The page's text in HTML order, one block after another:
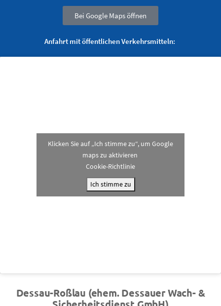
Bei Google Maps öffnen
Anfahrt mit öffentlichen Verkehrsmitteln:
Klicken Sie auf „Ich stimme zu“, um Google
maps zu aktivieren
Cookie-Richtlinie
Ich stimme zu
Dessau-Roßlau (ehem. Dessauer Wach- &